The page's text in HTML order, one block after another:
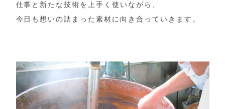
仕事と新たな技術を上手く使いながら、
今日も想いの詰まった素材に向き合っていきます。